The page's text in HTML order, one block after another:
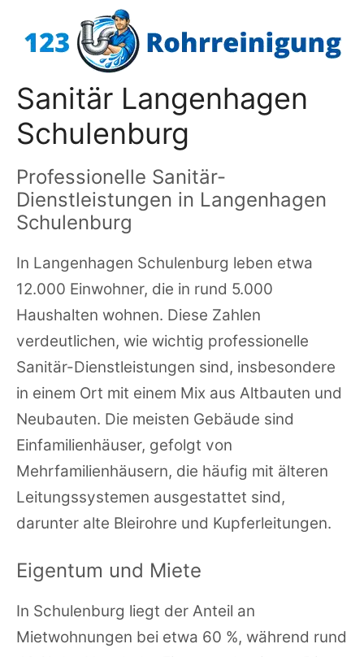
Inhalt
Sanitär Langenhagen
Schulenburg
Professionelle Sanitär-
Dienstleistungen in Langenhagen
Schulenburg
In Langenhagen Schulenburg leben etwa
12.000 Einwohner, die in rund 5.000
Haushalten wohnen. Diese Zahlen
verdeutlichen, wie wichtig professionelle
Sanitär-Dienstleistungen sind, insbesondere
in einem Ort mit einem Mix aus Altbauten und
Neubauten. Die meisten Gebäude sind
Einfamilienhäuser, gefolgt von
Mehrfamilienhäusern, die häufig mit älteren
Leitungssystemen ausgestattet sind,
darunter alte Bleirohre und Kupferleitungen.
Eigentum und Miete
In Schulenburg liegt der Anteil an
Mietwohnungen bei etwa 60 %, während rund